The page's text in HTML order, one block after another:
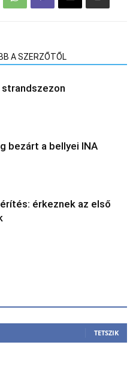
A SZERZŐTŐL
strandszezon
bezárt a bellyei INA
érkeznek az első
TETSZIK